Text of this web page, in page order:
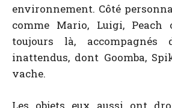
environnement. Côté
comme Mario, Luigi, Peach
toujours là,
inattendus, dont Goomba,
vache.
Les objets eux aussi ont